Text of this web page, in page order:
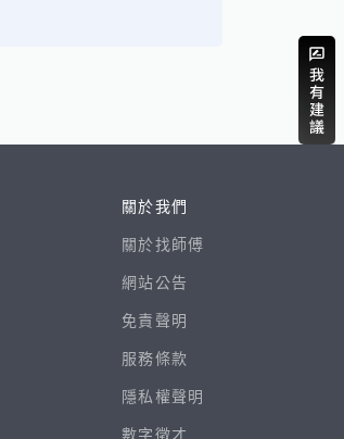
關於我們
關於找師傅
網站公告
免責聲明
服務條款
隱私權聲明
數字徵才